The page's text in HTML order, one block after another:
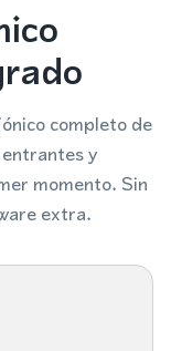
completo de
y
momento. Sin
extra.